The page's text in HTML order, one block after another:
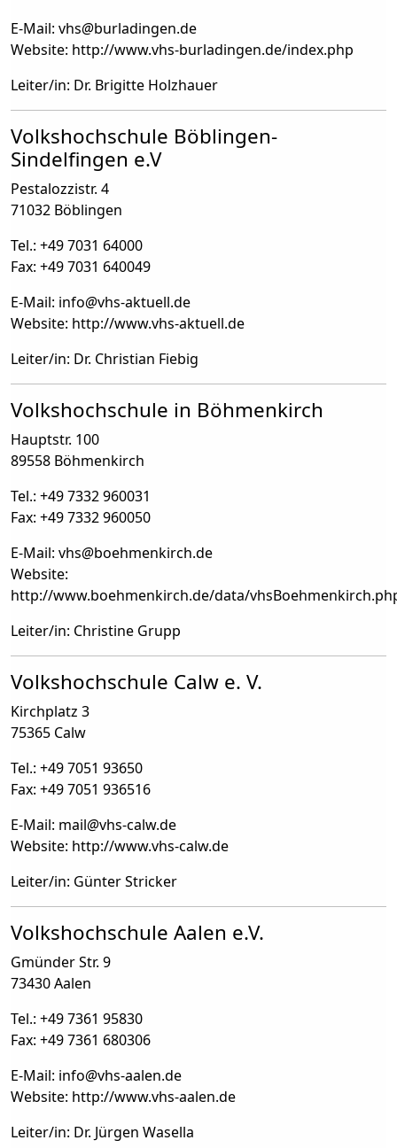
E-Mail: vhs@burladingen.de
Website: http://www.vhs-burladingen.de/index.php
Leiter/in: Dr. Brigitte Holzhauer
Volkshochschule Böblingen-
Sindelfingen e.V
Pestalozzistr. 4
71032 Böblingen
Tel.: +49 7031 64000
Fax: +49 7031 640049
E-Mail: info@vhs-aktuell.de
Website: http://www.vhs-aktuell.de
Leiter/in: Dr. Christian Fiebig
Volkshochschule in Böhmenkirch
Hauptstr. 100
89558 Böhmenkirch
Tel.: +49 7332 960031
Fax: +49 7332 960050
E-Mail: vhs@boehmenkirch.de
Website:
http://www.boehmenkirch.de/data/
Leiter/in: Christine Grupp
Volkshochschule Calw e. V.
Kirchplatz 3
75365 Calw
Tel.: +49 7051 93650
Fax: +49 7051 936516
E-Mail: mail@vhs-calw.de
Website: http://www.vhs-calw.de
Leiter/in: Günter Stricker
Volkshochschule Aalen e.V.
Gmünder Str. 9
73430 Aalen
Tel.: +49 7361 95830
Fax: +49 7361 680306
E-Mail: info@vhs-aalen.de
Website: http://www.vhs-aalen.de
Leiter/in: Dr. Jürgen Wasella